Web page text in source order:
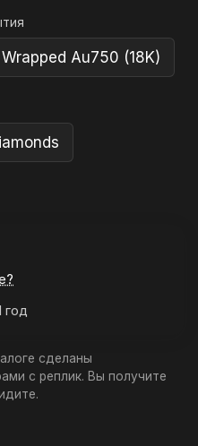
Au750 (18K)
год
сделаны
с реплик. Вы получите